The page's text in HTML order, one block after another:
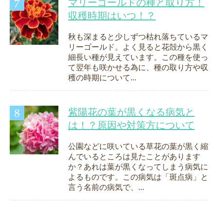
マリーゴールドの種と取り方！
収穫時期はいつ！？
秋も深まると少しずつ枯れ落ちているマ
リーゴールド。よく見ると花殻から黒く
細長い種が見えています。この種を使っ
て翌年も咲かせる為に、種の取り方や収
穫の時期について...
紫陽花の葉が黒くなる病気と
は！？原因や対策方について
公園などに咲いている草花の葉が黒く縮
んでいるところは見たことがあります
か？あれは葉が黒くなってしまう病気に
よるものです。この病気は「斑点病」と
言う名前の病気で、...